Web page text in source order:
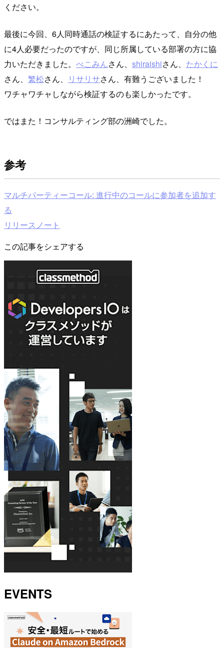
ください。
最後に今回、6人同時通話の検証するにあたって、自分の他
に4人必要だったのですが、同じ所属している部署の方に協
力いただきました。 べこみんさん、 shiraishiさん、 たかくに
さん、 繁松さん、 リサリサさん、有難うございました！
ワチャワチャしながら検証するのも楽しかったです。
ではまた！コンサルティング部の洲崎でした。
参考
マルチパーティーコール: 進行中のコールに参加者を追加す
る
リリースノート
この記事をシェアする
EVENTS